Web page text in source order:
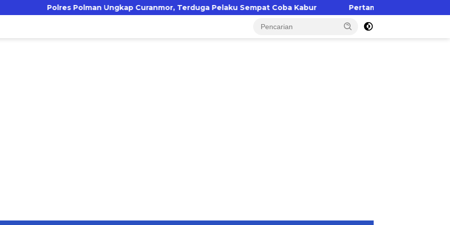
Polman Ungkap Curanmor, Terduga Pelaku Sempat Coba Kabur Pertamina Patra Niaga Regional Sulawesi